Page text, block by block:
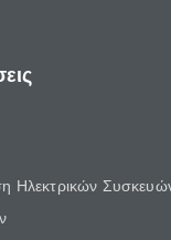
Ηλεκτρικών